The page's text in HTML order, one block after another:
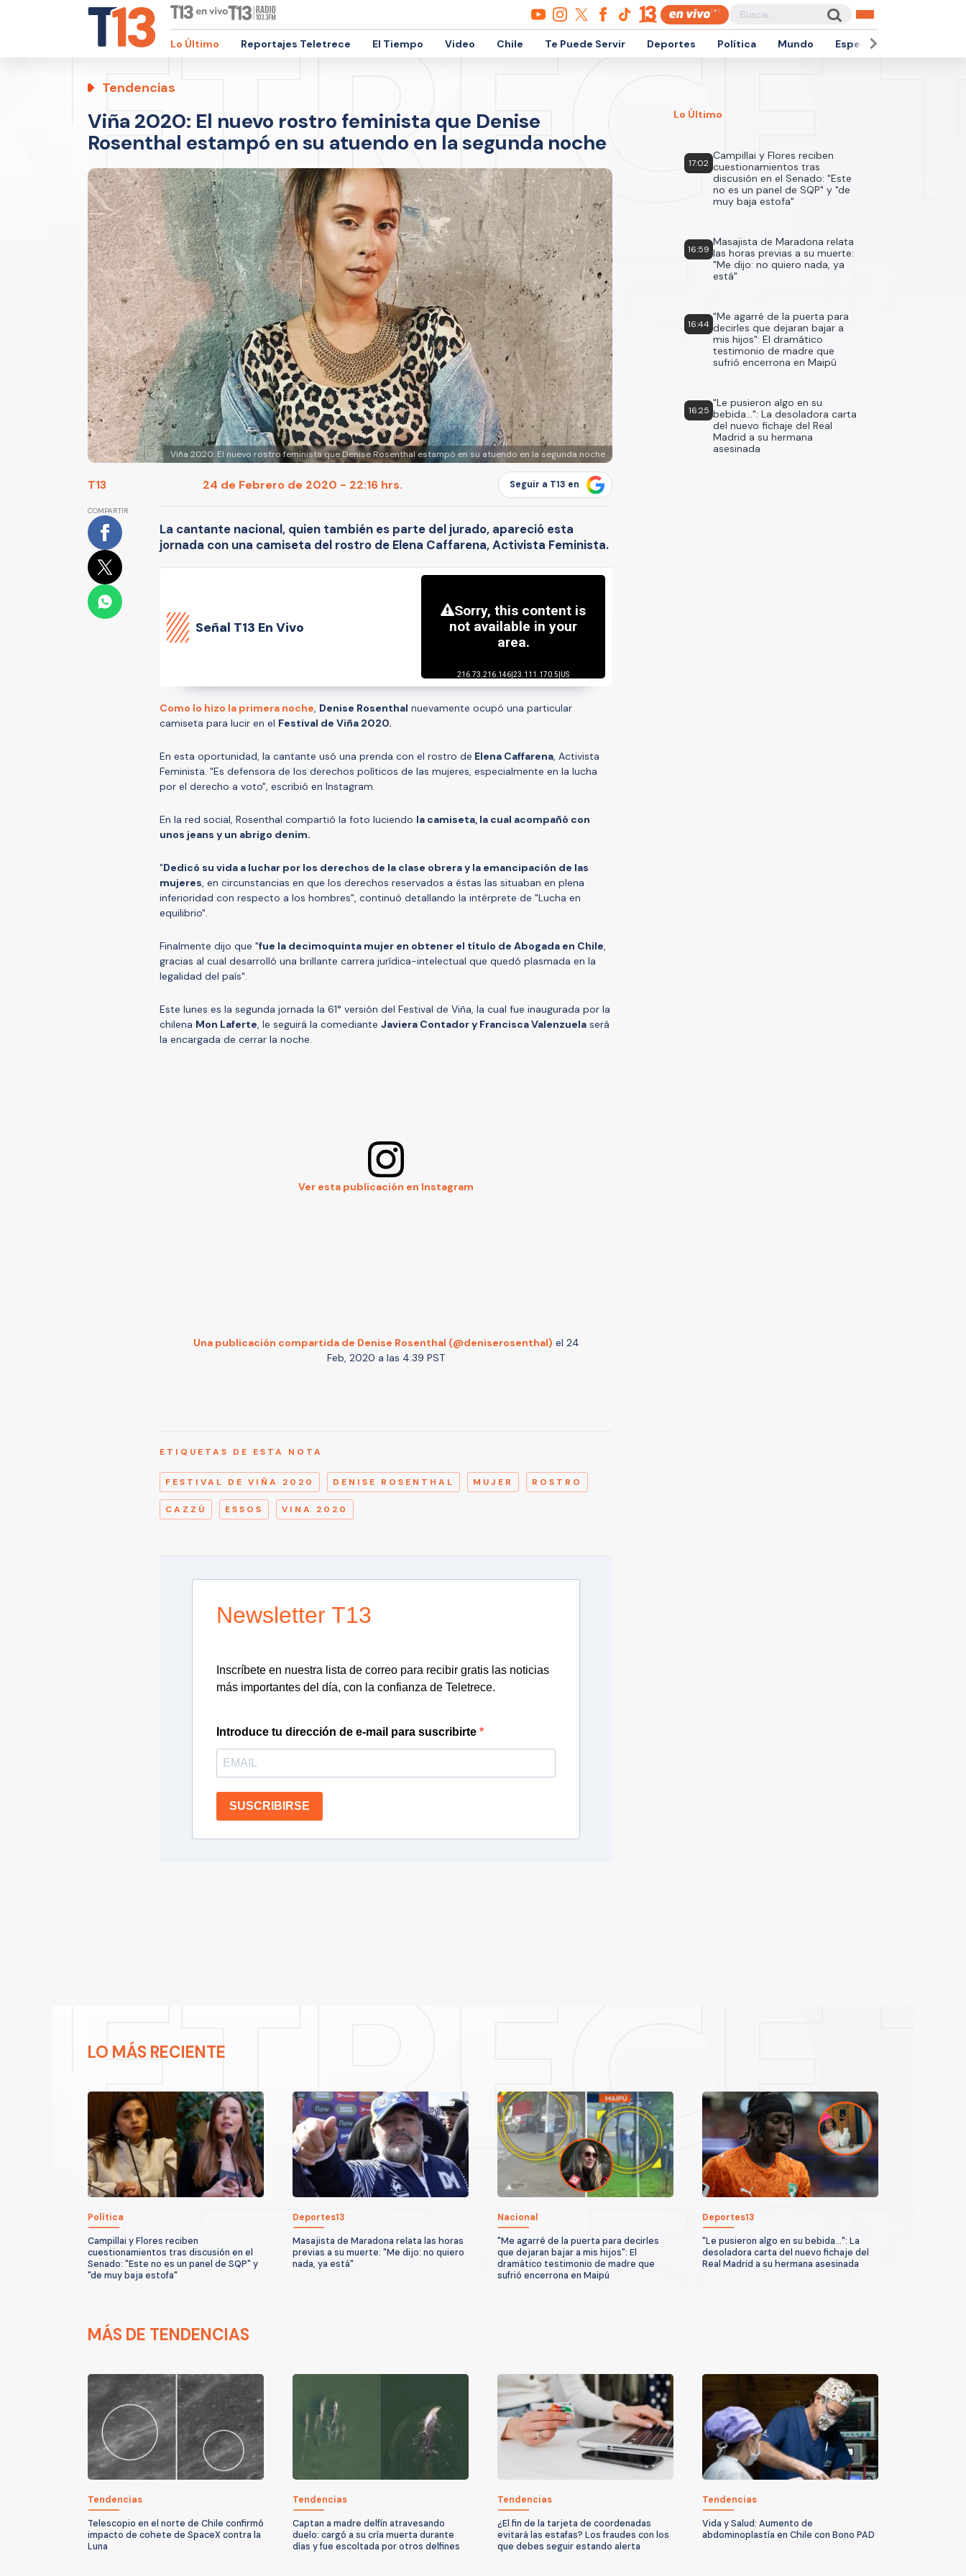
Lo Último Reportajes Teletrece El Tiempo Video Chile Te Puede Servir Deportes Política Mundo Espectáculos
Tendencias
Viña 2020: El nuevo rostro feminista que Denise
Rosenthal estampó en su atuendo en la segunda noche
Viña 2020: El nuevo rostro feminista que Denise Rosenthal estampó en su atuendo en la segunda noche
T13 24 de Febrero de 2020 - 22:16 hrs. Seguir a T13 en
COMPARTIR
La cantante nacional, quien también es parte del jurado, apareció esta
jornada con una camiseta del rostro de Elena Caffarena, Activista Feminista.
Señal T13 En Vivo
Como lo hizo la primera noche, Denise Rosenthal nuevamente ocupó una particular
camiseta para lucir en el Festival de Viña 2020.
En esta oportunidad, la cantante usó una prenda con el rostro de Elena Caffarena, Activista
Feminista. "Es defensora de los derechos políticos de las mujeres, especialmente en la lucha
por el derecho a voto", escribió en Instagram.
En la red social, Rosenthal compartió la foto luciendo la camiseta, la cual acompañó con
unos jeans y un abrigo denim.
"Dedicó su vida a luchar por los derechos de la clase obrera y la emancipación de las
mujeres, en circunstancias en que los derechos reservados a éstas las situaban en plena
inferioridad con respecto a los hombres", continuó detallando la intérprete de "Lucha en
equilibrio".
Finalmente dijo que "fue la decimoquinta mujer en obtener el título de Abogada en Chile,
gracias al cual desarrolló una brillante carrera jurídica-intelectual que quedó plasmada en la
legalidad del país".
Este lunes es la segunda jornada la 61° versión del Festival de Viña, la cual fue inaugurada por la
chilena Mon Laferte, le seguirá la comediante Javiera Contador y Francisca Valenzuela será
la encargada de cerrar la noche.
Ver esta publicación en Instagram
Una publicación compartida de Denise Rosenthal (@deniserosenthal) el 24
Feb, 2020 a las 4:39 PST
ETIQUETAS DE ESTA NOTA
FESTIVAL DE VIÑA 2020 DENISE ROSENTHAL MUJER ROSTRO
CAZZÚ ESSOS VINA 2020
Newsletter T13
Inscríbete en nuestra lista de correo para recibir gratis las noticias
más importantes del día, con la confianza de Teletrece.
Introduce tu dirección de e-mail para suscribirte
SUSCRIBIRSE
Lo Último
17:02
Campillai y Flores reciben
cuestionamientos tras
discusión en el Senado: "Este
no es un panel de SQP" y "de
muy baja estofa"
16:59
Masajista de Maradona relata
las horas previas a su muerte:
"Me dijo: no quiero nada, ya
está"
16:44
"Me agarré de la puerta para
decirles que dejaran bajar a
mis hijos": El dramático
testimonio de madre que
sufrió encerrona en Maipú
16:25
"Le pusieron algo en su
bebida...": La desoladora carta
del nuevo fichaje del Real
Madrid a su hermana
asesinada
LO MÁS RECIENTE
Política
Campillai y Flores reciben
cuestionamientos tras discusión en el
Senado: "Este no es un panel de SQP" y
"de muy baja estofa"
Deportes13
Masajista de Maradona relata las horas
previas a su muerte: "Me dijo: no quiero
nada, ya está"
Nacional
"Me agarré de la puerta para decirles
que dejaran bajar a mis hijos": El
dramático testimonio de madre que
sufrió encerrona en Maipú
Deportes13
"Le pusieron algo en su bebida...": La
desoladora carta del nuevo fichaje del
Real Madrid a su hermana asesinada
MÁS DE TENDENCIAS
Tendencias
Telescopio en el norte de Chile confirmó
impacto de cohete de SpaceX contra la
Luna
Tendencias
Captan a madre delfín atravesando
duelo: cargó a su cría muerta durante
días y fue escoltada por otros delfines
Tendencias
¿El fin de la tarjeta de coordenadas
evitará las estafas? Los fraudes con los
que debes seguir estando alerta
Tendencias
Vida y Salud: Aumento de
abdominoplastía en Chile con Bono PAD